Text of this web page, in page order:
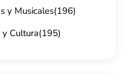
y Musicales(196)
Cultura(195)